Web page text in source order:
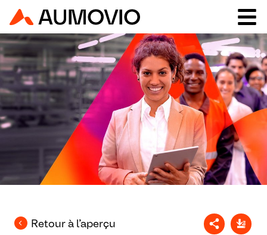
Retour à l’aperçu